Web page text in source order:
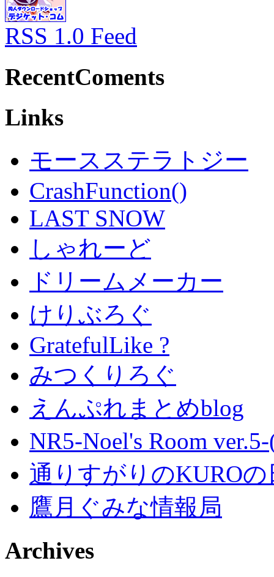
RSS 1.0 Feed
RecentComents
Links
モースステラトジー
CrashFunction()
LAST SNOW
しゃれーど
ドリームメーカー
けりぶろぐ
GratefulLike ?
みつくりろぐ
えんぷれまとめblog
NR5-Noel's Room
通りすがりのKURO
鷹月ぐみな情報局
Archives